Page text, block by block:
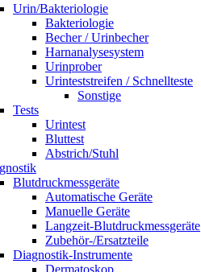
Urin/Bakteriologie
Bakteriologie
Becher / Urinbecher
Harnanalysesystem
Urinprober
Urinteststreifen / Schnellteste
Sonstige
Tests
Urintest
Bluttest
Abstrich/Stuhl
Blutdruckmessgeräte
Automatische Geräte
Manuelle Geräte
Langzeit-Blutdruckmessgeräte
Zubehör-/Ersatzteile
Diagnostik-Instrumente
Dermatoskop